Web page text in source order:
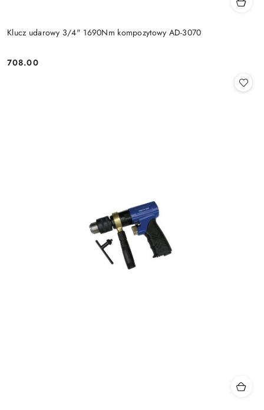
Klucz udarowy 3/4" 1690Nm kompozytowy AD-3070
Cena:
708.00